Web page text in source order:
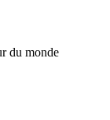
du monde